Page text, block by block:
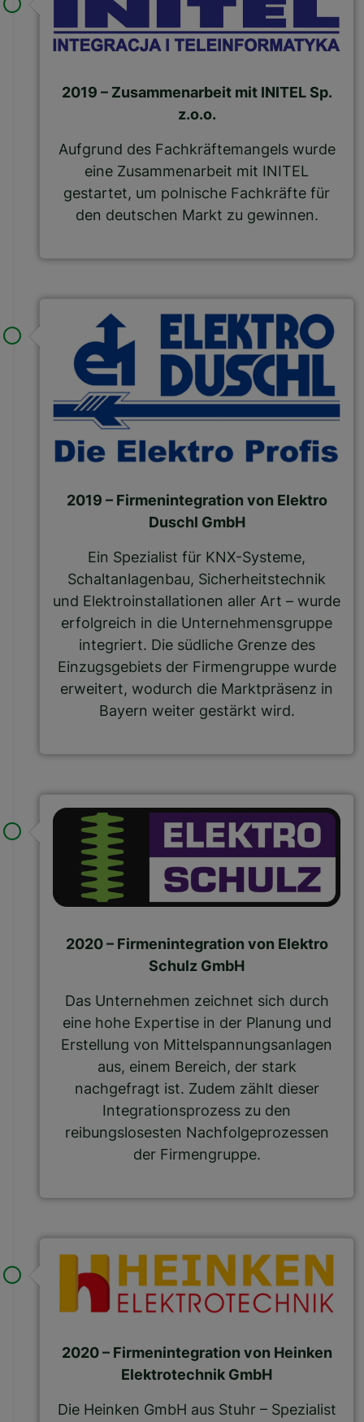
2019 – Zusammenarbeit mit INITEL Sp.
z.o.o.
Aufgrund des Fachkräftemangels wurde
eine Zusammenarbeit mit INITEL
gestartet, um polnische Fachkräfte für
den deutschen Markt zu gewinnen.
2019 – Firmenintegration von Elektro
Duschl GmbH
Ein Spezialist für KNX-Systeme,
Schaltanlagenbau, Sicherheitstechnik
und Elektroinstallationen aller Art – wurde
erfolgreich in die Unternehmensgruppe
integriert. Die südliche Grenze des
Einzugsgebiets der Firmengruppe wurde
erweitert, wodurch die Marktpräsenz in
Bayern weiter gestärkt wird.
2020 – Firmenintegration von Elektro
Schulz GmbH
Das Unternehmen zeichnet sich durch
eine hohe Expertise in der Planung und
Erstellung von Mittelspannungsanlagen
aus, einem Bereich, der stark
nachgefragt ist. Zudem zählt dieser
Integrationsprozess zu den
reibungslosesten Nachfolgeprozessen
der Firmengruppe.
2020 – Firmenintegration von Heinken
Elektrotechnik GmbH
Die Heinken GmbH aus Stuhr – Spezialist